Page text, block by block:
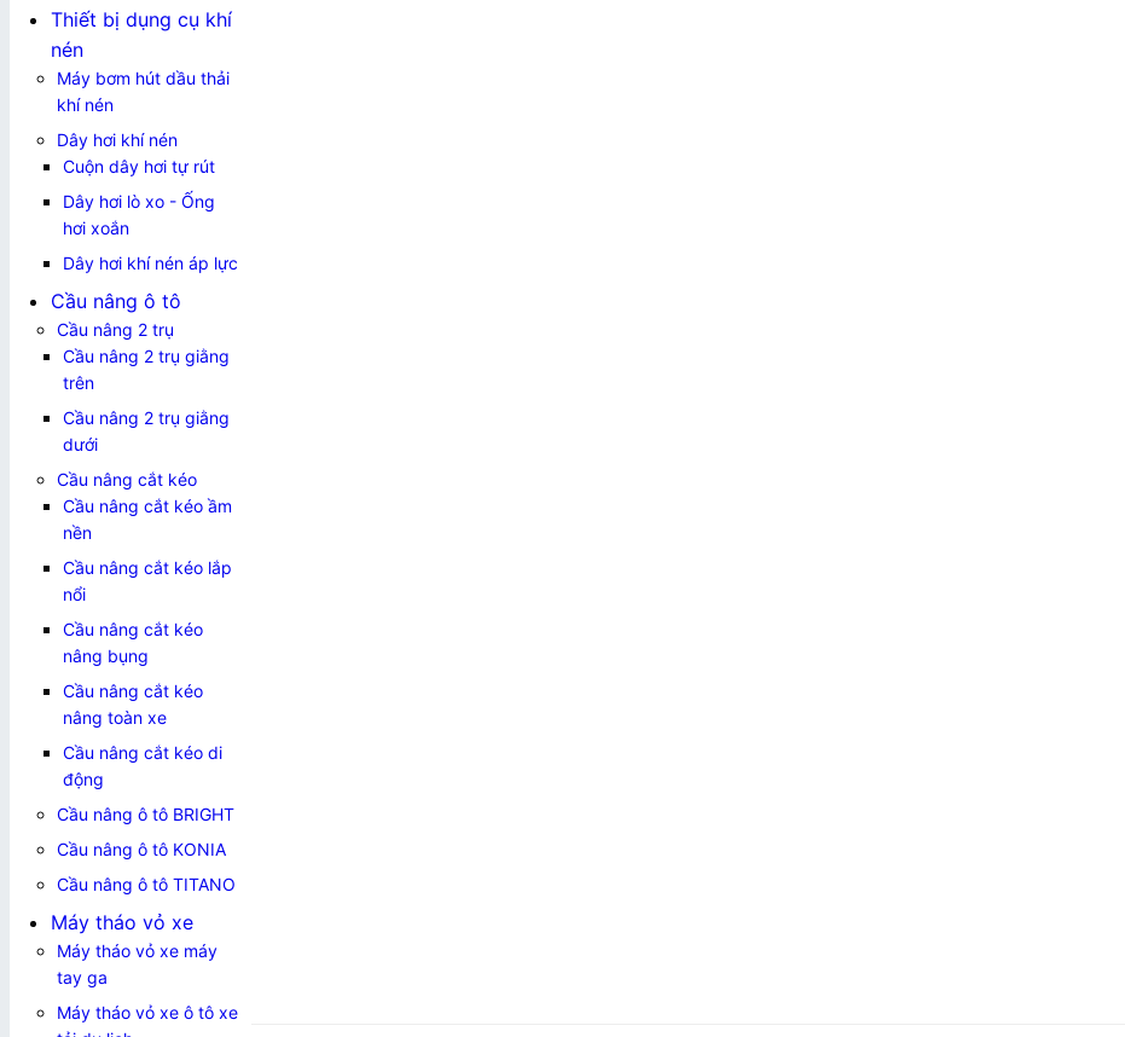
Thiết bị dụng cụ khí
nén
Máy bơm hút dầu thải
khí nén
Dây hơi khí nén
Cuộn dây hơi tự rút
Dây hơi lò xo - Ống
hơi xoắn
Dây hơi khí nén áp lực
Cầu nâng ô tô
Cầu nâng 2 trụ
Cầu nâng 2 trụ giằng
trên
Cầu nâng 2 trụ giằng
dưới
Cầu nâng cắt kéo
Cầu nâng cắt kéo ầm
nền
Cầu nâng cắt kéo lắp
nổi
Cầu nâng cắt kéo
nâng bụng
Cầu nâng cắt kéo
nâng toàn xe
Cầu nâng cắt kéo di
động
Cầu nâng ô tô BRIGHT
Cầu nâng ô tô KONIA
Cầu nâng ô tô TITANO
Máy tháo vỏ xe
Máy tháo vỏ xe máy
tay ga
Máy tháo vỏ xe ô tô xe